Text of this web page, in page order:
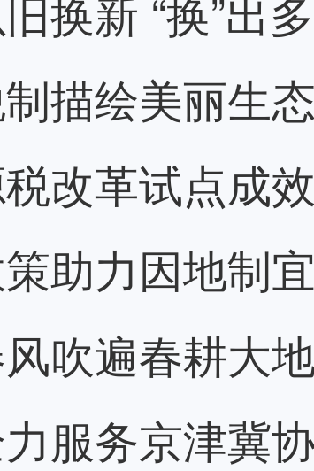
描绘美丽生
改革试点成
助力因地制
吹遍春耕大
服务京津冀